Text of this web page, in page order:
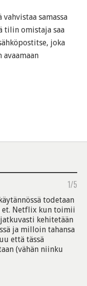
samassa
tilin omistaja saa
joka
1/5
todetaan
et. Netflix kun toimii
kehitetään
ja milloin tahansa
että tässä
(vähän niinku